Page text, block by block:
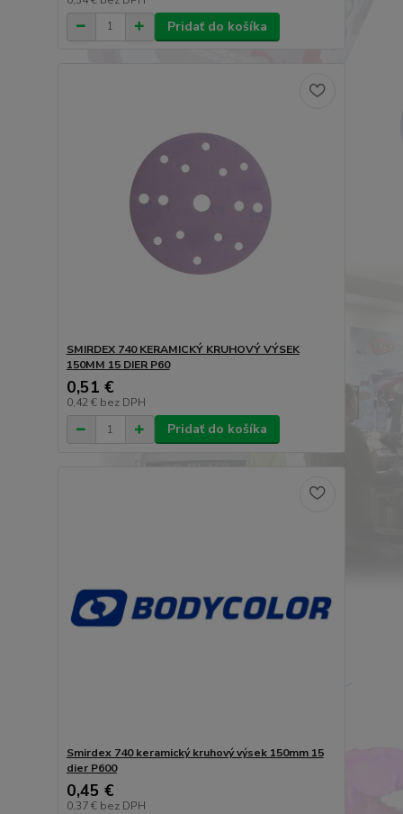
Pridať do košíka
SMIRDEX 740 KERAMICKÝ KRUHOVÝ VÝSEK
150MM 15 DIER P60
0,51 €
0,42 € bez DPH
Pridať do košíka
Smirdex 740 keramický kruhový výsek 150mm 15
dier P600
0,45 €
0,37 € bez DPH